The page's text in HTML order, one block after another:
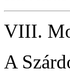
VIII.
A